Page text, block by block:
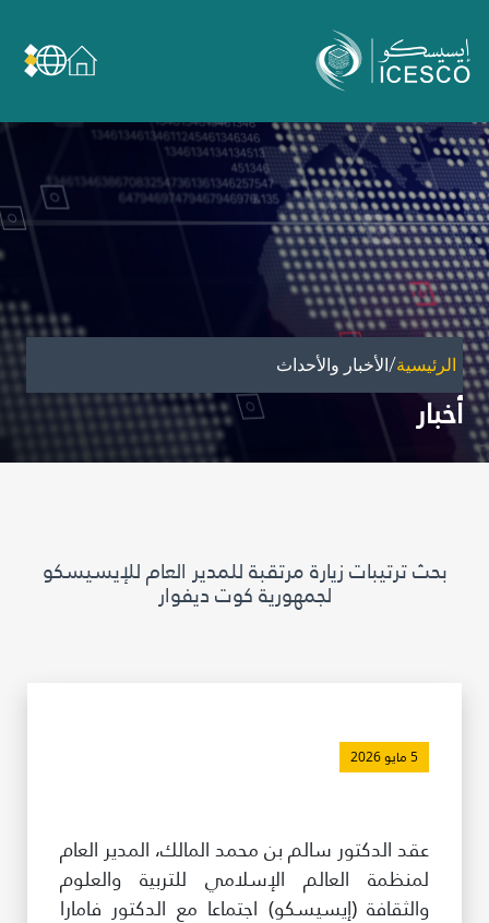
عن الإيسيسكو
الحوكمة
مجال عملنا
مجالات الخبرة
الأمانة العامة للجان الوطنية والمؤتمرات
الشراكات
تأثيرنا
أهداف التنمية المستدامة
متاحف ومعارض
وسائل التواصل الاجتماعي للإيسيسكو
الاتصال بنا
المقر
الرئيسية/الأخبار والأحداث
أخبار
بحث ترتيبات زيارة مرتقبة للمدير العام للإيسيسكو
لجمهورية كوت ديفوار
5 مايو 2026
عقد الدكتور سالم بن محمد المالك، المدير العام
لمنظمة العالم الإسلامي للتربية والعلوم
والثقافة (إيسيسكو) اجتماعا مع الدكتور فامارا